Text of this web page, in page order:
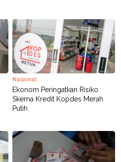
Nasional
Ekonom Peringatkan Risiko
Skema Kredit Kopdes Merah
Putih